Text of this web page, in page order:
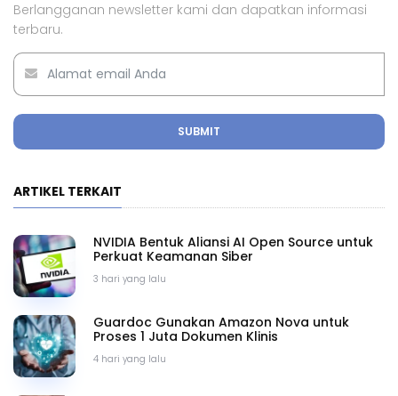
Berlangganan newsletter kami dan dapatkan informasi
terbaru.
SUBMIT
ARTIKEL TERKAIT
3 hari yang lalu
NVIDIA Bentuk Aliansi AI Open Source untuk
Perkuat Keamanan Siber
4 hari yang lalu
Guardoc Gunakan Amazon Nova untuk
Proses 1 Juta Dokumen Klinis